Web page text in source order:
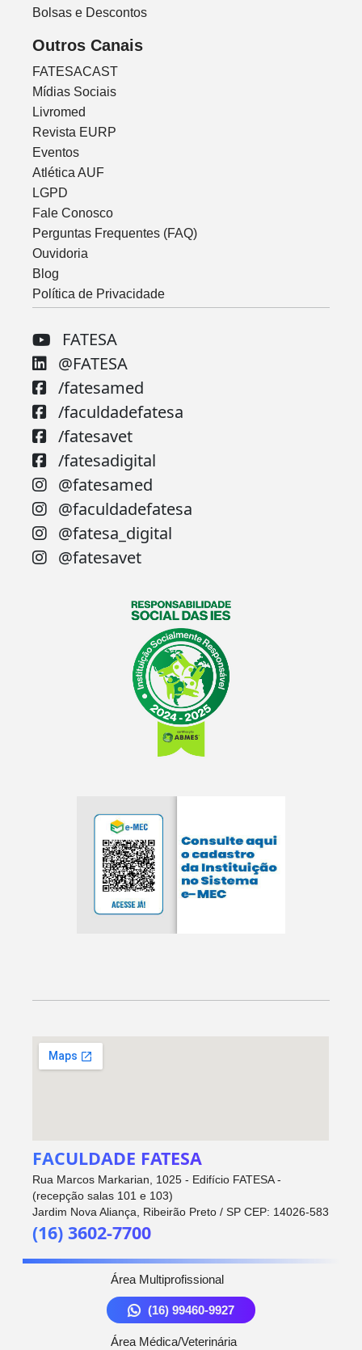
Bolsas e Descontos
Outros Canais
FATESACAST
Mídias Sociais
Livromed
Revista EURP
Eventos
Atlética AUF
LGPD
Fale Conosco
Perguntas Frequentes (FAQ)
Ouvidoria
Blog
Política de Privacidade
FATESA
@FATESA
/fatesamed
/faculdadefatesa
/fatesavet
/fatesadigital
@fatesamed
@faculdadefatesa
@fatesa_digital
@fatesavet
FACULDADE FATESA
Rua Marcos Markarian, 1025 - Edifício FATESA -
(recepção salas 101 e 103)
Jardim Nova Aliança, Ribeirão Preto / SP CEP: 14026-583
(16) 3602-7700
Área Multiprofissional
(16) 99460-9927
Área Médica/Veterinária